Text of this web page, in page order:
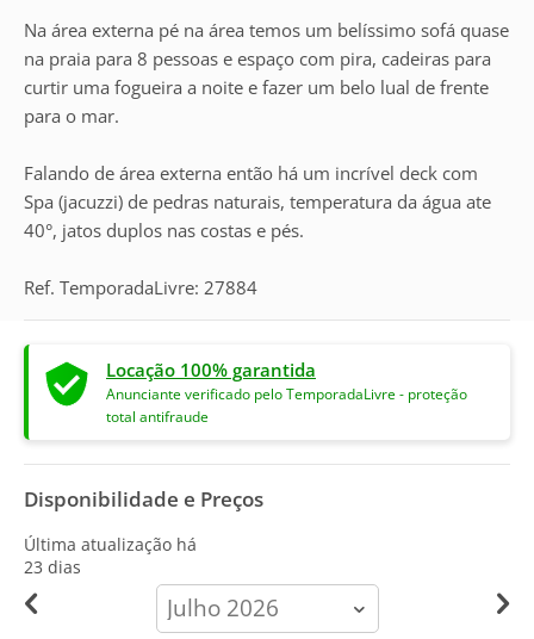
Na área externa pé na área temos um belíssimo sofá quase
na praia para 8 pessoas e espaço com pira, cadeiras para
curtir uma fogueira a noite e fazer um belo lual de frente
para o mar.
Falando de área externa então há um incrível deck com
Spa (jacuzzi) de pedras naturais, temperatura da água ate
40°, jatos duplos nas costas e pés.
Ref. TemporadaLivre: 27884
Locação 100% garantida
Anunciante verificado pelo TemporadaLivre - proteção
total antifraude
Disponibilidade e Preços
Última atualização há
23 dias
calendar-
month